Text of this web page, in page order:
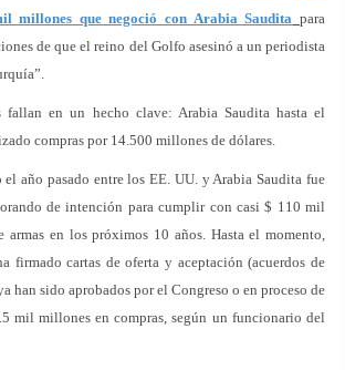
millones que negoció con Arabia Saudita para
de que el reino del Golfo asesinó a un periodista
fallan en un hecho clave: Arabia Saudita hasta el
compras por 14.500 millones de dólares.
año pasado entre los EE. UU. y Arabia Saudita fue
de intención para cumplir con casi $ 110 mil
armas en los próximos 10 años. Hasta el momento,
firmado cartas de oferta y aceptación (acuerdos de
han sido aprobados por el Congreso o en proceso de
mil millones en compras, según un funcionario del